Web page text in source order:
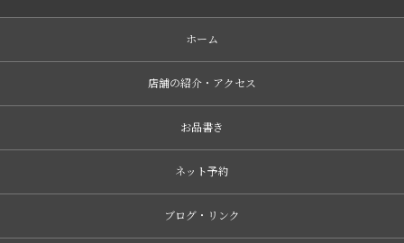
ホーム
店舗の紹介・アクセス
お品書き
ネット予約
ブログ・リンク